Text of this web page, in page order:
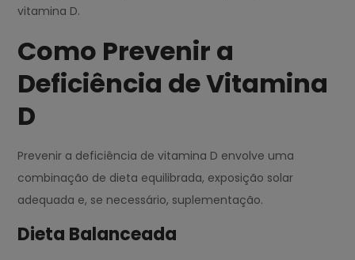
vitamina D.
Como Prevenir a
Deficiência de Vitamina
D
Prevenir a deficiência de vitamina D envolve uma
combinação de dieta equilibrada, exposição solar
adequada e, se necessário, suplementação.
Dieta Balanceada